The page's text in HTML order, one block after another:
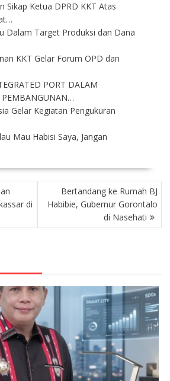
Sikap Ketua DPRD KKT Atas
Dalam Target Produksi dan Dana
KKT Gelar Forum OPD dan
PORT DALAM
PEMBANGUNAN…
Gelar Kegiatan Pengukuran
Mau Habisi Saya, Jangan
di
Bertandang ke Rumah BJ
Habibie, Gubernur Gorontalo
di Nasehati